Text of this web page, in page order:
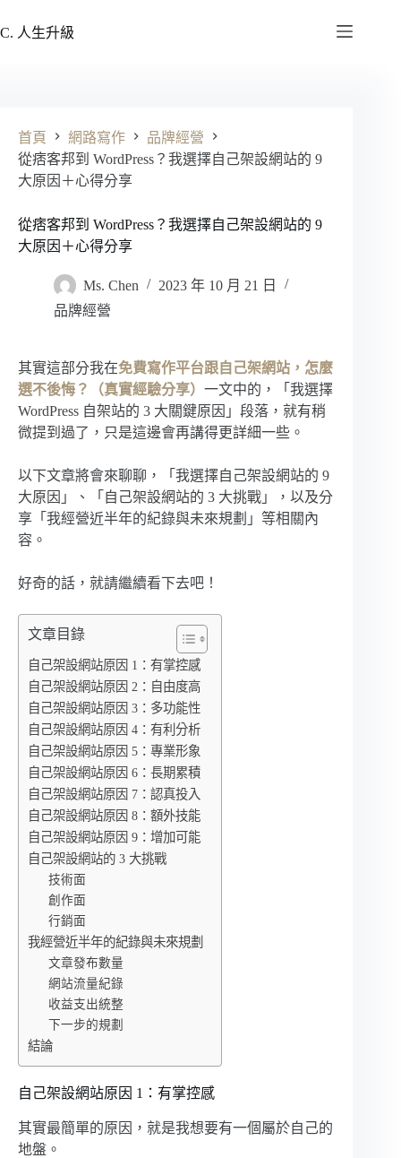
至
C. 人生升級
首頁 網路寫作
品牌經營
從痞客邦到 WordPress？我選擇自己架設網站的 9
大原因＋心得分享
從痞客邦到 WordPress？我選擇自己架設網站的 9
大原因＋心得分享
Ms. Chen
2023 年 10 月 21 日
品牌經營
其實這部分我在免費寫作平台跟自己架網站，怎麼
選不後悔？（真實經驗分享） 一文中的，「我選擇
WordPress 自架站的 3 大關鍵原因」段落，就有稍
微提到過了，只是這邊會再講得更詳細一些。
以下文章將會來聊聊，「我選擇自己架設網站的 9
大原因」、「自己架設網站的 3 大挑戰」，以及分
享「我經營近半年的紀錄與未來規劃」等相關內
容。
好奇的話，就請繼續看下去吧！
文章目錄
自己架設網站原因 1：有掌控感
自己架設網站原因 2：自由度高
自己架設網站原因 3：多功能性
自己架設網站原因 4：有利分析
自己架設網站原因 5：專業形象
自己架設網站原因 6：長期累積
自己架設網站原因 7：認真投入
自己架設網站原因 8：額外技能
自己架設網站原因 9：增加可能
自己架設網站的 3 大挑戰
技術面
創作面
行銷面
我經營近半年的紀錄與未來規劃
文章發布數量
網站流量紀錄
收益支出統整
下一步的規劃
結論
自己架設網站原因 1：有掌控感
其實最簡單的原因，就是我想要有一個屬於自己的
地盤。